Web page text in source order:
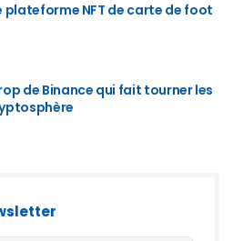
plateforme NFT de carte de foot
de Binance qui fait tourner les